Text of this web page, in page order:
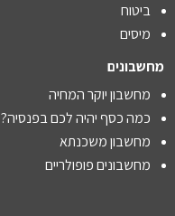
ביטוח
מיסים
מחשבונים
מחשבון יוקר המחיה
כמה כסף יהיה לכם בפנסיה?
מחשבון משכנתא
מחשבונים פופולריים